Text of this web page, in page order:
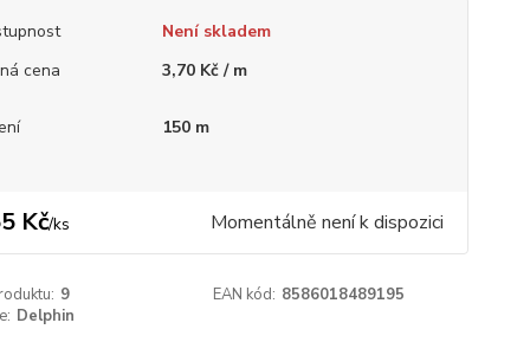
Není skladem
cena
3,70 Kč / m
150 m
Kč/ks Momentálně není k dispozici
9 EAN kód: 8586018489195
Delphin